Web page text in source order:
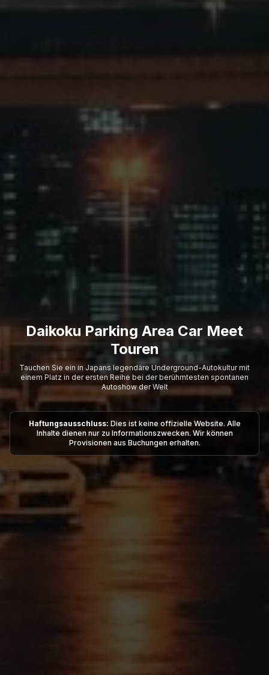
Daikoku Parking Area Car Meet
Touren
Tauchen Sie ein in Japans legendäre Underground-Autokultur mit
einem Platz in der ersten Reihe bei der berühmtesten spontanen
Autoshow der Welt
Haftungsausschluss: Dies ist keine offizielle Website. Alle
Inhalte dienen nur zu Informationszwecken. Wir können
Provisionen aus Buchungen erhalten.